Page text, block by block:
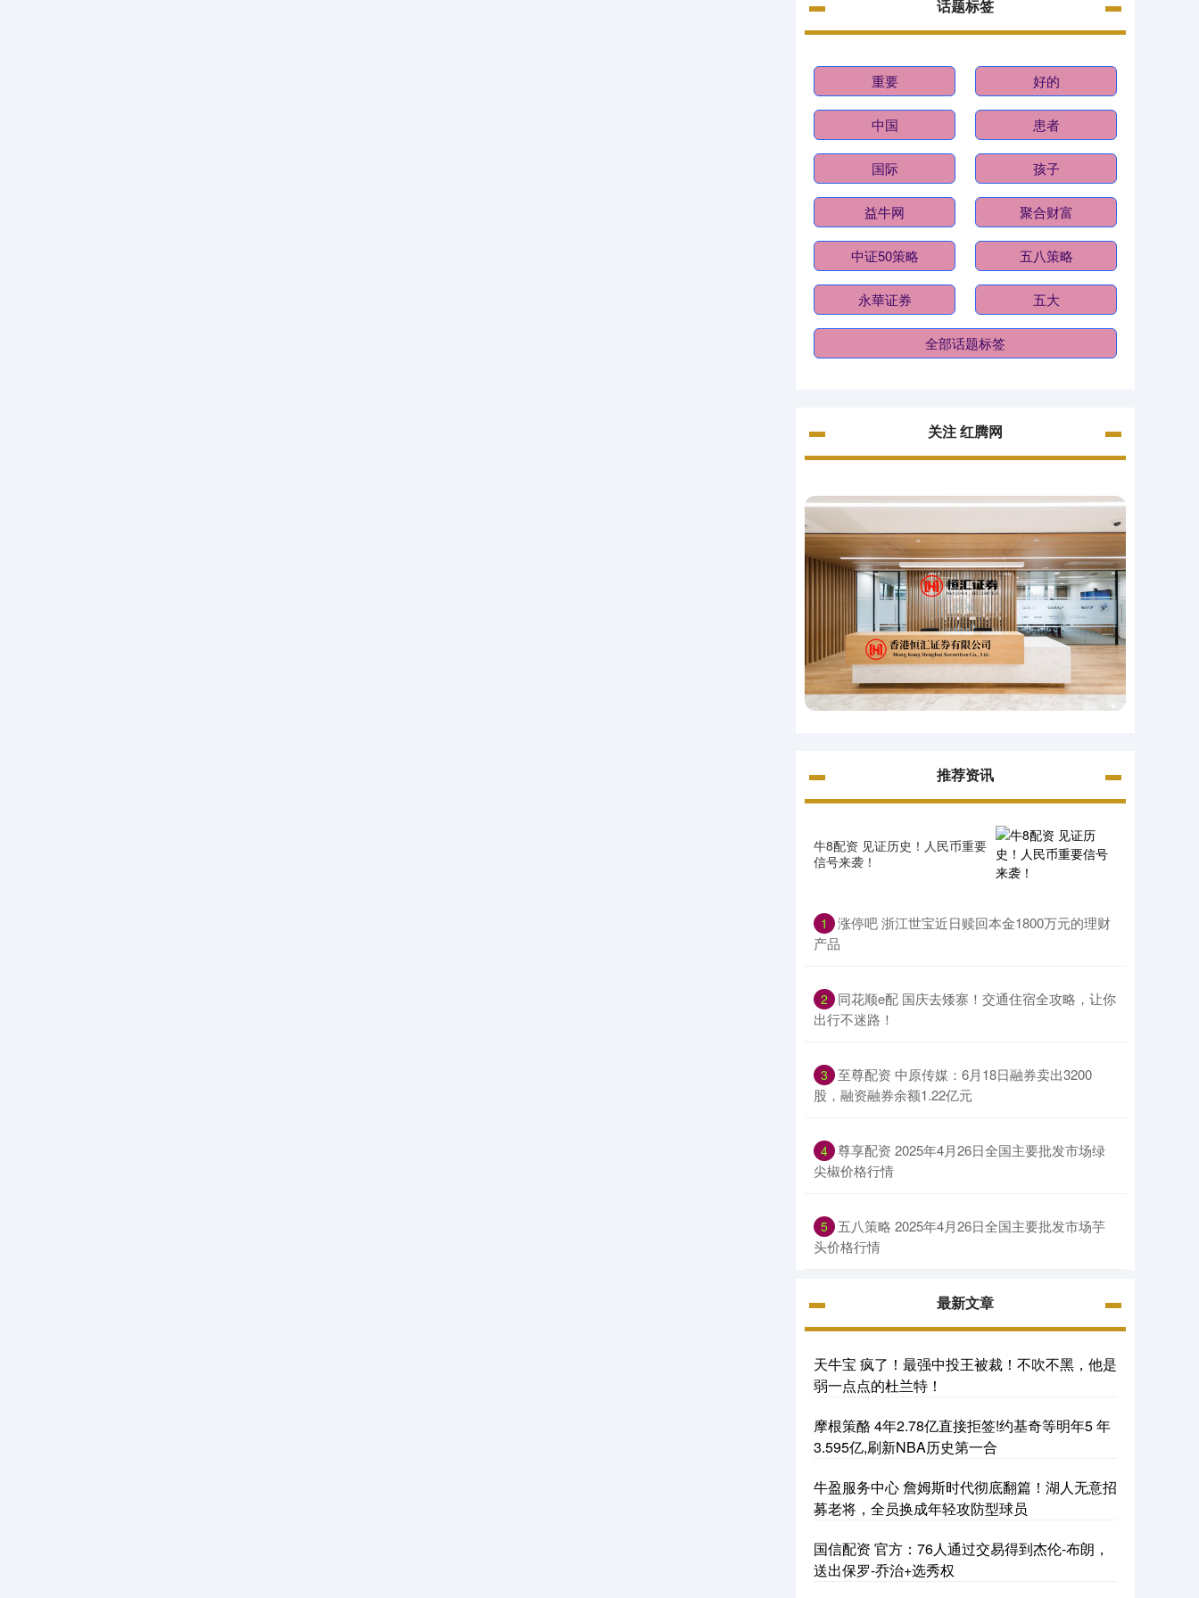
话题标签
重要 好的
中国 患者
国际 孩子
益牛网 聚合财富
中证50策略 五八策略
永華证券 五大
全部话题标签
关注 红腾网
推荐资讯
牛8配资 见证历史！人民币重要
信号来袭！
1
涨停吧 浙江世宝近日赎回本金1800万元的理财
产品
2
同花顺e配 国庆去矮寨！交通住宿全攻略，让你
出行不迷路！
3 至尊配资 中原传媒：6月18日融券卖出3200
股，融资融券余额1.22亿元
4 尊享配资 2025年4月26日全国主要批发市场绿
尖椒价格行情
5 五八策略 2025年4月26日全国主要批发市场芋
头价格行情
最新文章
天牛宝 疯了！最强中投王被裁！不吹不黑，他是
弱一点点的杜兰特！
摩根策酪 4年2.78亿直接拒签!约基奇等明年5 年
3.595亿,刷新NBA历史第一合
牛盈服务中心 詹姆斯时代彻底翻篇！湖人无意招
募老将，全员换成年轻攻防型球员
国信配资 官方：76人通过交易得到杰伦-布朗，
送出保罗-乔治+选秀权